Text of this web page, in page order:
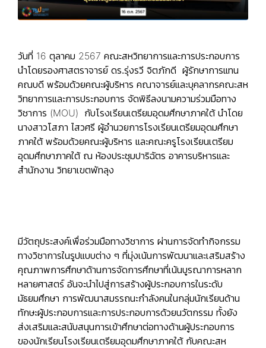
วันที่ 16 ตุลาคม 2567 คณะสหวิทยาการและการประกอบการ
นำโดยรองศาสตราจารย์ ดร.รุ่งรวี จิตภักดี ผู้รักษาการแทน
คณบดี พร้อมด้วยคณะผู้บริหาร คณาจารย์และบุคลากรคณะสห
วิทยาการและการประกอบการ จัดพิธีลงนามความร่วมมือทาง
วิชาการ (MOU) กับโรงเรียนเตรียมอุดมศึกษาภาคใต้ นำโดย
นางสาวโสภา ไสวศรี ผู้อำนวยการโรงเรียนเตรียมอุดมศึกษา
ภาคใต้ พร้อมด้วยคณะผู้บริหาร และคณะครูโรงเรียนเตรียม
อุดมศึกษาภาคใต้ ณ ห้องประชุมปาริฉัตร อาคารบริหารและ
สำนักงาน วิทยาเขตพัทลุง
มีวัตถุประสงค์เพื่อร่วมมือทางวิชาการ ผ่านการจัดทำกิจกรรม
ทางวิชาการในรูปแบบต่าง ๆ ที่มุ่งเน้นการพัฒนาและเสริมสร้าง
คุณภาพการศึกษาด้านการจัดการศึกษาที่เน้นบูรณาการหลาก
หลายศาสตร์ อันจะนำไปสู่การสร้างผู้ประกอบการในระดับ
มัธยมศึกษา การพัฒนาสมรรถนะกำลังคนในกลุ่มนักเรียนด้าน
ทักษะผู้ประกอบการและการประกอบการด้วยนวัตกรรม ทั้งยัง
ส่งเสริมและสนับสนุนการเข้าศึกษาต่อทางด้านผู้ประกอบการ
ของนักเรียนโรงเรียนเตรียมอุดมศึกษาภาคใต้ กับคณะสห